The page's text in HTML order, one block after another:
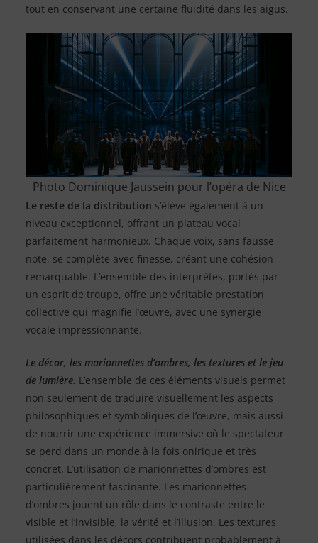
tout en conservant une certaine fluidité dans les aigus.
Photo Dominique Jaussein pour l’opéra de Nice
Le reste de la distribution s’élève également à un
niveau exceptionnel, offrant un plateau vocal
parfaitement harmonieux. Chaque voix, sans fausse
note, se complète avec finesse, créant une cohésion
remarquable. L’ensemble des interprètes, portés par
un esprit de troupe, offre une véritable prestation
collective qui magnifie l’œuvre, avec une synergie
vocale impressionnante.
Le décor, les marionnettes d’ombres, les textures et le jeu
de lumière. L’ensemble de ces éléments visuels permet
non seulement de traduire visuellement les aspects
philosophiques et symboliques de l’œuvre, mais aussi
de nourrir une expérience immersive où le spectateur
se perd dans un monde à la fois onirique et très
concret. L’utilisation de marionnettes d’ombres est
particulièrement fascinante. Les marionnettes
d’ombres jouent un rôle dans le contraste entre le
visible et l’invisible, la vérité et l’illusion. Les textures
utilisées dans les décors contribuent probablement à